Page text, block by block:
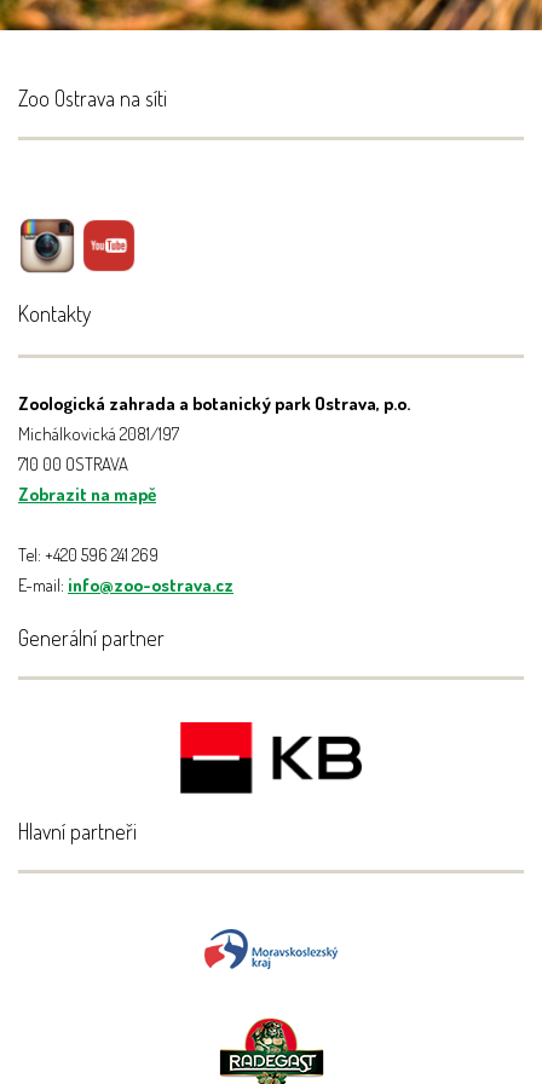
Zoo Ostrava na síti
Kontakty
Zoologická zahrada a botanický park Ostrava, p.o.
Michálkovická 2081/197
710 00 OSTRAVA
Zobrazit na mapě
Tel: +420 596 241 269
E-mail: info@zoo-ostrava.cz
Generální partner
Hlavní partneři